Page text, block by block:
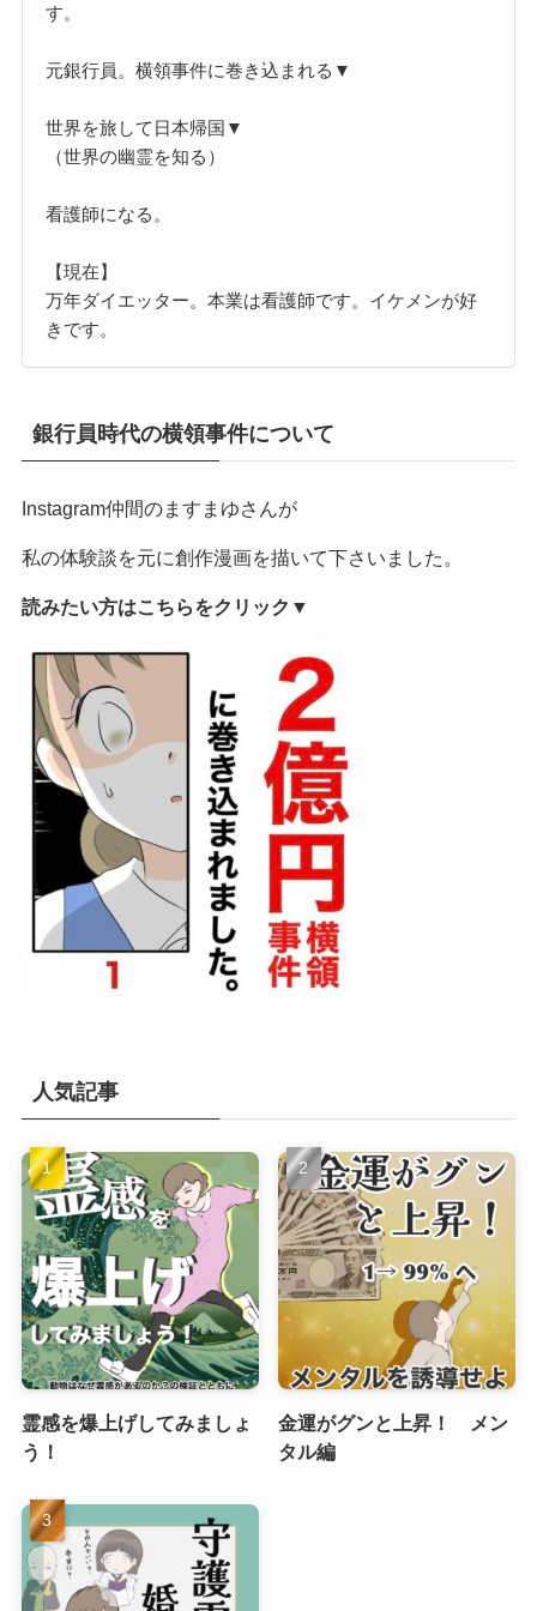
す。
元銀行員。横領事件に巻き込まれる▼
世界を旅して日本帰国▼
（世界の幽霊を知る）
看護師になる。
【現在】
万年ダイエッター。本業は看護師です。イケメンが好
きです。
銀行員時代の横領事件について
Instagram仲間のますまゆさんが
私の体験談を元に創作漫画を描いて下さいました。
読みたい方はこちらをクリック▼
人気記事
霊感を爆上げしてみましょ
う！
金運がグンと上昇！ メン
タル編